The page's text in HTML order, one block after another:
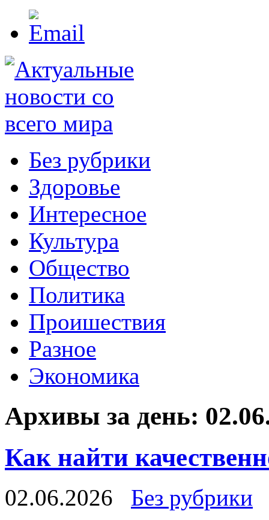
Без рубрики
Здоровье
Интересное
Культура
Общество
Политика
Проишествия
Разное
Экономика
Архивы за день:
Как найти
02.06.2026
Без рубрики